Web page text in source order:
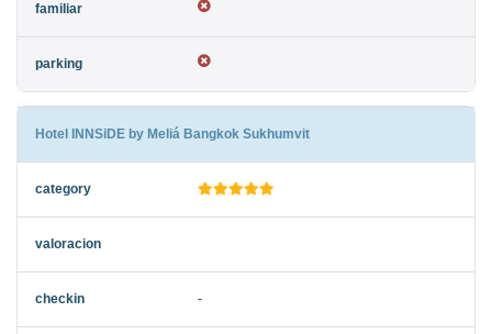
Hotel INNSiDE by Meliá Bangkok Sukhumvit
-